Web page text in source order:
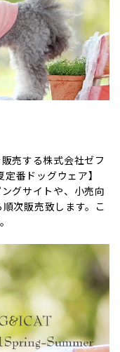
売する株式会社ゼフ
番ドッグウェア】
グサイトや、小売向
次販売致します。こ